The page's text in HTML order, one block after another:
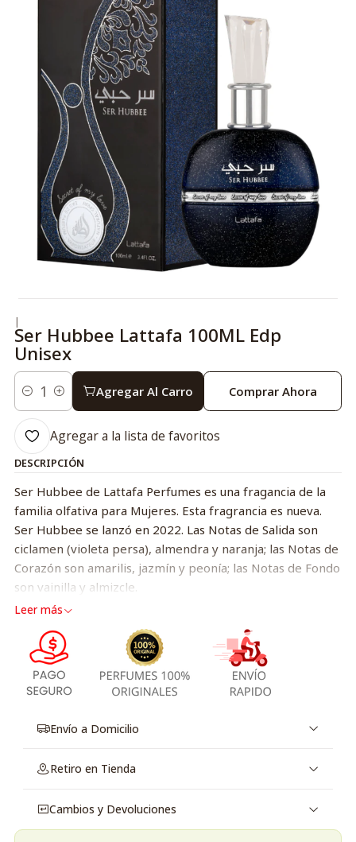
|
Ser Hubbee Lattafa 100ML Edp
Unisex
Cantidad
Agregar Al Carro Comprar Ahora
Agregar a la lista de favoritos
DESCRIPCIÓN
Ser Hubbee de Lattafa Perfumes es una fragancia de la
familia olfativa para Mujeres. Esta fragrancia es nueva.
Ser Hubbee se lanzó en 2022. Las Notas de Salida son
ciclamen (violeta persa), almendra y naranja; las Notas de
Corazón son amarilis, jazmín y peonía; las Notas de Fondo
son vainilla y almizcle.
Leer más
Envío a Domicilio
Retiro en Tienda
Cambios y Devoluciones